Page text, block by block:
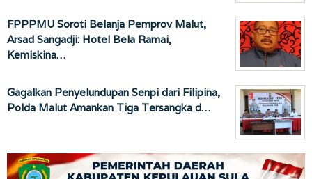
FPPPMU Soroti Belanja Pemprov Malut,
Arsad Sangadji: Hotel Bela Ramai,
Kemiskina…
Gagalkan Penyelundupan Senpi dari Filipina,
Polda Malut Amankan Tiga Tersangka d…